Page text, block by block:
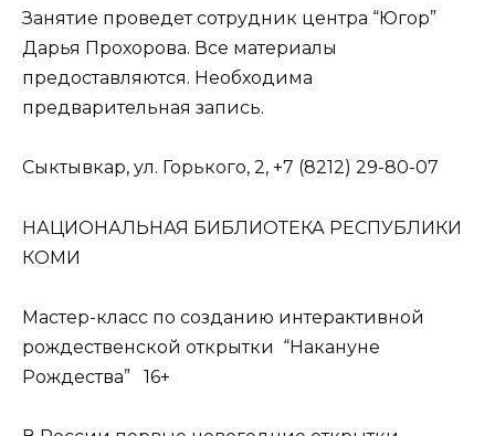
Занятие проведет сотрудник центра “Югор”
Дарья Прохорова. Все материалы
предоставляются. Необходима
предварительная запись.
Сыктывкар, ул. Горького, 2, +7 (8212) 29-80-07
НАЦИОНАЛЬНАЯ БИБЛИОТЕКА РЕСПУБЛИКИ
КОМИ
Мастер-класс по созданию интерактивной
рождественской открытки “Накануне
Рождества” 16+